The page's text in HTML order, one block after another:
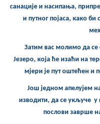
Обавјештења
Заштита од
COVID 19
Геоистраживања
санације и насипања,
и путног појаса, како би
Затим вас молимо да се
Језеро, која ће изаћи на
мјери је пут оштећен и
Још једном апелујем на
изводити, да се укључе
послови заврше